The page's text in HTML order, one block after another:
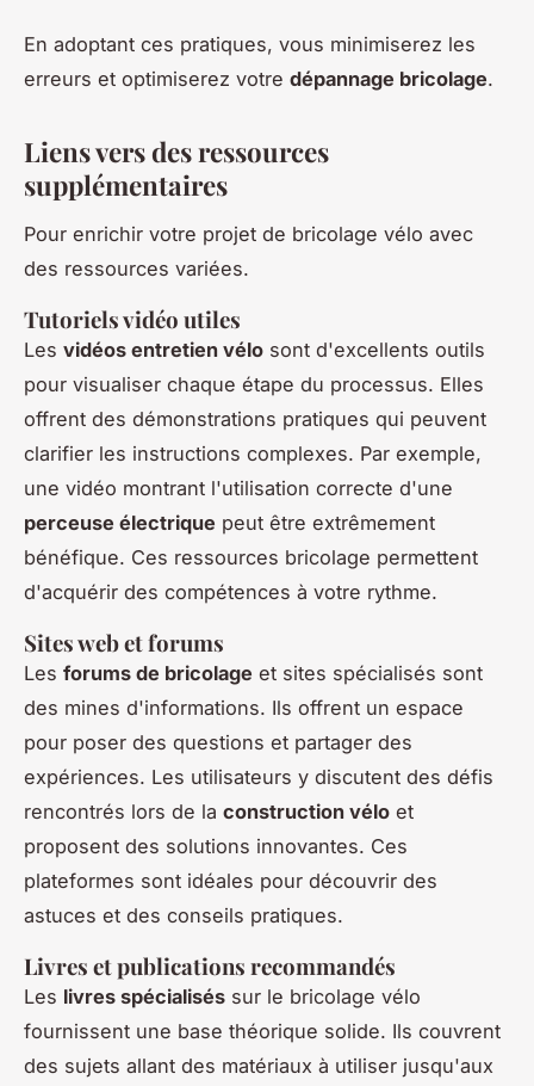
En adoptant ces pratiques, vous minimiserez les
erreurs et optimiserez votre dépannage bricolage.
Liens vers des ressources
supplémentaires
Pour enrichir votre projet de bricolage vélo avec
des ressources variées.
Tutoriels vidéo utiles
Les vidéos entretien vélo sont d'excellents outils
pour visualiser chaque étape du processus. Elles
offrent des démonstrations pratiques qui peuvent
clarifier les instructions complexes. Par exemple,
une vidéo montrant l'utilisation correcte d'une
perceuse électrique peut être extrêmement
bénéfique. Ces ressources bricolage permettent
d'acquérir des compétences à votre rythme.
Sites web et forums
Les forums de bricolage et sites spécialisés sont
des mines d'informations. Ils offrent un espace
pour poser des questions et partager des
expériences. Les utilisateurs y discutent des défis
rencontrés lors de la construction vélo et
proposent des solutions innovantes. Ces
plateformes sont idéales pour découvrir des
astuces et des conseils pratiques.
Livres et publications recommandés
Les livres spécialisés sur le bricolage vélo
fournissent une base théorique solide. Ils couvrent
des sujets allant des matériaux à utiliser jusqu'aux